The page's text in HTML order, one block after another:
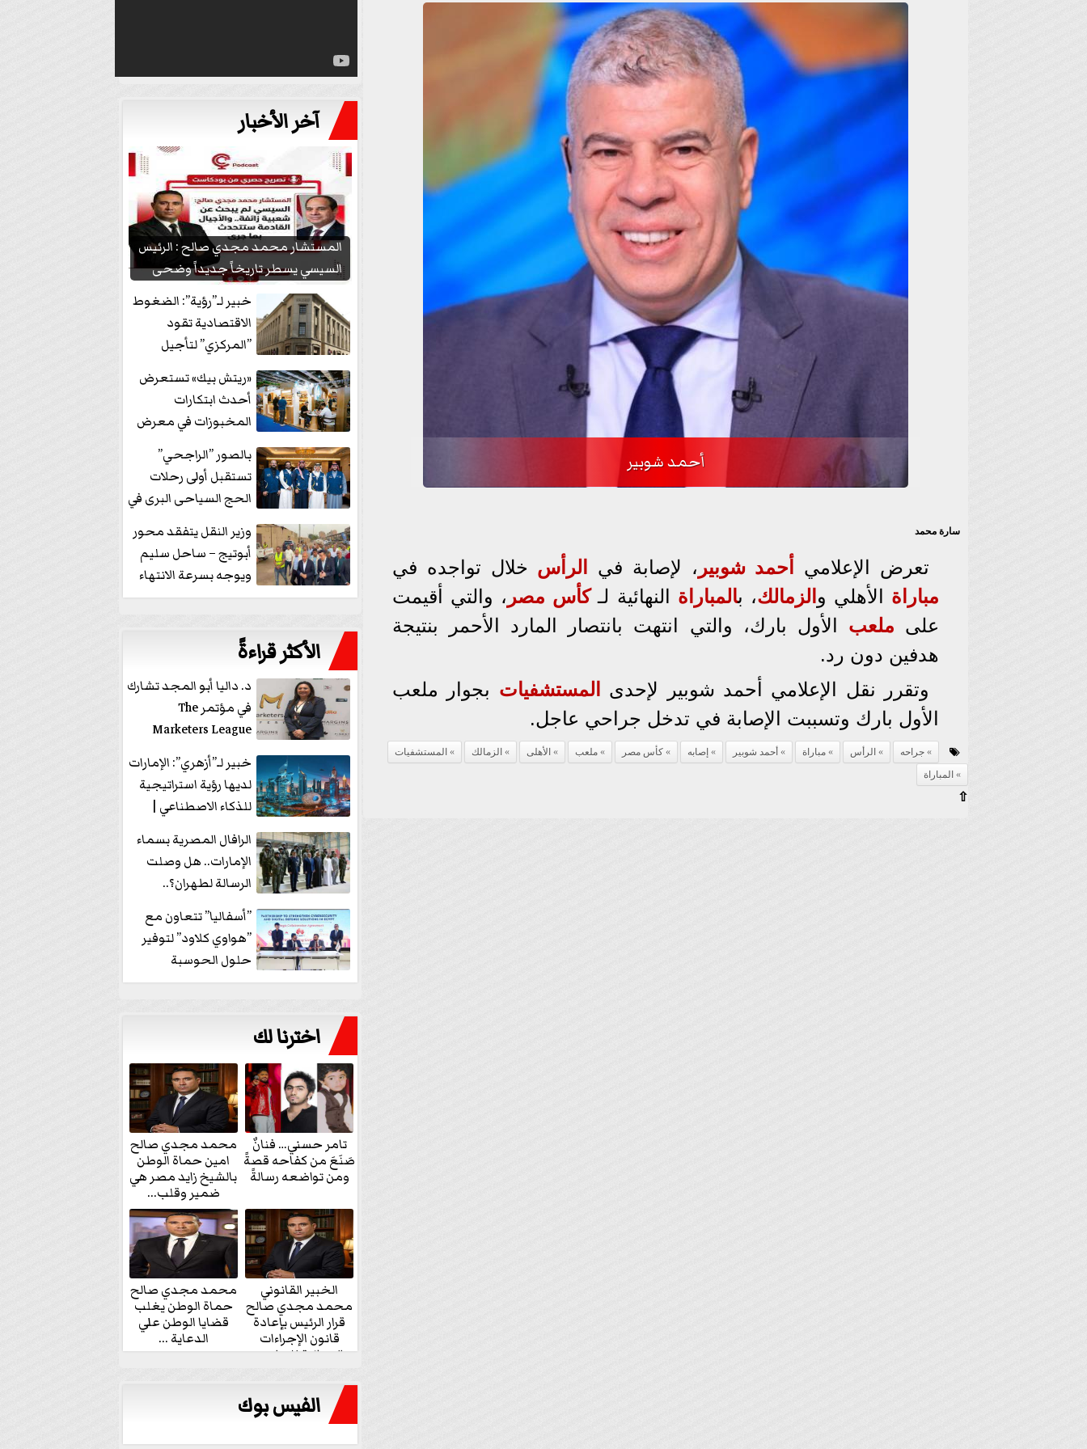
أحمد شوبير
سارة محمد
تعرض الإعلامي أحمد شوبير ، لإصابة في الرأس خلال تواجده في
مباراة الأهلي و الزمالك، بالمباراة النهائية لـكأس مصر ، والتي أقيمت
على ملعب الأول بارك، والتي انتهت بانتصار المارد الأحمر بنتيجة
هدفين دون رد.
وتقرر نقل الإعلامي أحمد شوبير لإحدى
المستشفيات بجوار ملعب
الأول بارك وتسببت الإصابة في تدخل جراحي عاجل.
جراحه الرأس مباراة أحمد شوبير إصابه كأس مصر ملعب الأهلى الزمالك
المستشفيات
المباراة
⇧
آخر الأخبار
المستشار محمد مجدي صالح : الرئيس
السيسي يسطر تاريخاً جديداً وضحى
بشعبيته...
خبير لـ”رؤية”: الضغوط
الاقتصادية تقود
”المركزي” لتأجيل
«ريتش بيك» تستعرض
أحدث ابتكارات
المخبوزات في معرض
منتجات...
بالصور ”الراجحي”
تستقبل أولى رحلات
الحج السياحى البرى في
وزير النقل يتفقد محور
أبوتيج – ساحل سليم
ويوجه بسرعة الانتهاء
من...
الأكثر قراءةً
د. داليا أبو المجد تشارك
في مؤتمر The
Marketers League
وتدير جلسة...
خبير لـ”أزهري”: الإمارات
لديها رؤية استراتيجية
للذكاء الاصطناعي |
الرافال المصرية بسماء
الإمارات.. هل وصلت
الرسالة لطهران؟..
”ماعت جروب” تُجيب؟
|...
”أسفاليا” تتعاون مع
”هواوي كلاود” لتوفير
حلول الحوسبة
السحابية والأمن
اخترنا لك
تامر حسني… فنانٌ
صَنَعَ من كفاحه قصةً
ومن تواضعه رسالةً
محمد مجدي صالح
امين حماة الوطن
بالشيخ زايد مصر هي
ضمير وقلب...
الخبير القانوني
محمد مجدي صالح
قرار الرئيس بإعادة
قانون الإجراءات
الجنائية للنواب...
محمد مجدي صالح
حماة الوطن يغلب
قضايا الوطن علي
الدعاية ...
الفيس بوك